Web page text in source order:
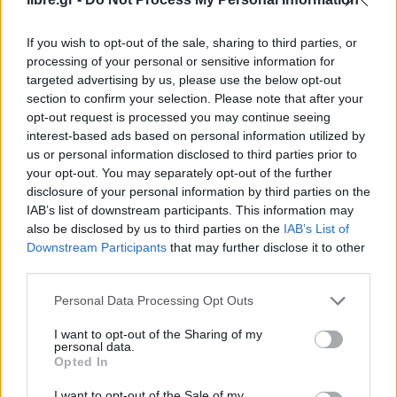
If you wish to opt-out of the sale, sharing to third parties, or
processing of your personal or sensitive information for
targeted advertising by us, please use the below opt-out
section to confirm your selection. Please note that after your
opt-out request is processed you may continue seeing
interest-based ads based on personal information utilized by
us or personal information disclosed to third parties prior to
your opt-out. You may separately opt-out of the further
disclosure of your personal information by third parties on the
IAB’s list of downstream participants. This information may
also be disclosed by us to third parties on the IAB’s List of
Downstream Participants that may further disclose it to other
Personal Data Processing Opt Outs
I want to opt-out of the Sharing of my
personal data.
Opted In
λαμβάνει υπόψιν μόνον την αξία της υπό
διάσωση κύριας κατοικίας και όχι των λοιπών
περιουσιακών στοιχείων.
Ως αποτέλεσμα, η δόση και τα «κουρέματα» των
οφειλών του θα είναι ουσιαστικά βελτιωμένα και
ανταποκρινόμενα μόνον στην αξία της κατοικίας
και των εισοδημάτων του, θα διασώζεται η κύρια
κατοικία του οφειλέτη, ενώ τα λοιπά περιουσιακά
στοιχεία θα εκποιούνται μέσω διαδικασίας
ηλεκτρονικού πλειστηριασμού.
– Αλγόριθμος θα λαμβάνει υπόψη μόνον την